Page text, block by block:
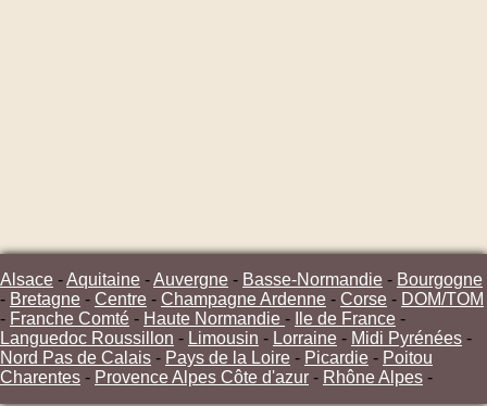
Alsace -Aquitaine -Auvergne - Basse-Normandie - Bourgogne
- Bretagne - Centre - Champagne Ardenne - Corse - DOM/TOM
- Franche Comté - Haute Normandie - Ile de France -
Languedoc Roussillon - Limousin - Lorraine - Midi Pyrénées -
Nord Pas de Calais - Pays de la Loire - Picardie - Poitou
Charentes - Provence Alpes Côte d'azur - Rhône Alpes -